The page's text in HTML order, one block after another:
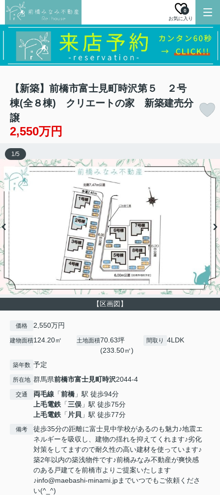
お気に入り
0
【新築】前橋市富士見町時沢第５ ２号
棟(全８棟) クリエートの家 新築建売分
譲
2,550万円
【区画図】
1/5
価格 2,550万円
建物面積124.20㎡ 土地面積70.63坪
(233.50㎡)
間取り 4LDK
築年数 予定
所在地 群馬県前橋市富士見町時沢2044-4
交通 両毛線 「前橋 」駅 徒歩94分
上毛電鉄 「三俣 」駅 徒歩75分
上毛電鉄 「 片貝 」駅 徒歩77分
備考
徒歩35分の距離に富士見中学校があるのも魅力♪地震エ
ネルギーを吸収し、建物の揺れを抑えてくれます♪劣化
対策をしてますので耐久性の高い建材を使っています♪
築2年以内の築浅物件です♪前橋みなみ不動産が爽快感
のある戸建てを前橋市よりご提案いたします
♪info@maebashi-minami.jpまでいつでもご依頼くださ
い(^_^)